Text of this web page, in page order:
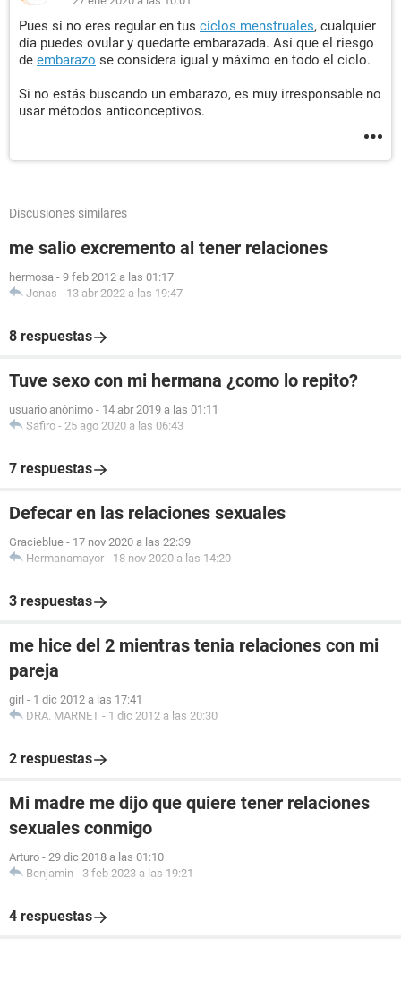
Pues si no eres regular en tus ciclos menstruales, cualquier
día puedes ovular y quedarte embarazada. Así que el riesgo
de embarazo se considera igual y máximo en todo el ciclo.
Si no estás buscando un embarazo, es muy irresponsable no
usar métodos anticonceptivos.
Discusiones similares
me salio excremento al tener relaciones
hermosa - 9 feb 2012 a las 01:17
Jonas - 13 abr 2022 a las 19:47
8 respuestas
Tuve sexo con mi hermana ¿como lo repito?
usuario anónimo - 14 abr 2019 a las 01:11
Safiro - 25 ago 2020 a las 06:43
7 respuestas
Defecar en las relaciones sexuales
Gracieblue - 17 nov 2020 a las 22:39
Hermanamayor - 18 nov 2020 a las 14:20
3 respuestas
me hice del 2 mientras tenia relaciones con mi
pareja
girl - 1 dic 2012 a las 17:41
DRA. MARNET - 1 dic 2012 a las 20:30
2 respuestas
Mi madre me dijo que quiere tener relaciones
sexuales conmigo
Arturo - 29 dic 2018 a las 01:10
Benjamin - 3 feb 2023 a las 19:21
4 respuestas